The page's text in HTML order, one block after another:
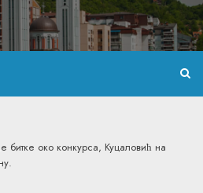
око конкурса, Куцаловић на